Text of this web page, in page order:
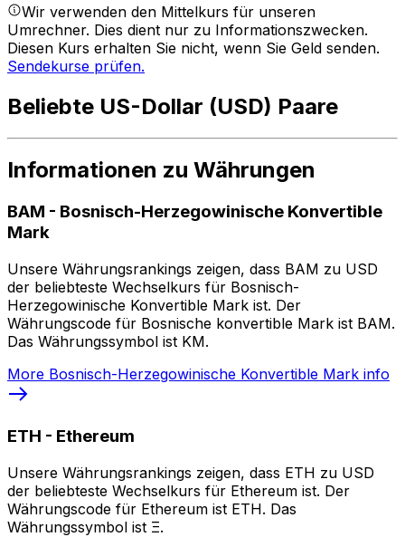
Wir verwenden den Mittelkurs für unseren
Umrechner. Dies dient nur zu Informationszwecken.
Diesen Kurs erhalten Sie nicht, wenn Sie Geld senden.
Sendekurse prüfen.
Beliebte US-Dollar (USD) Paare
Informationen zu Währungen
BAM - Bosnisch-Herzegowinische Konvertible
Mark
Unsere Währungsrankings zeigen, dass BAM zu USD
der beliebteste Wechselkurs für Bosnisch-
Herzegowinische Konvertible Mark ist. Der
Währungscode für Bosnische konvertible Mark ist BAM.
Das Währungssymbol ist KM.
More Bosnisch-Herzegowinische Konvertible Mark info
ETH - Ethereum
Unsere Währungsrankings zeigen, dass ETH zu USD
der beliebteste Wechselkurs für Ethereum ist. Der
Währungscode für Ethereum ist ETH. Das
Währungssymbol ist Ξ.